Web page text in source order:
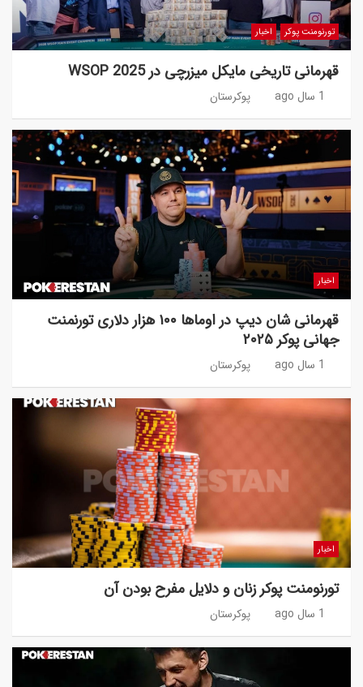
تورنومنت پوکر اخبار
قهرمانی تاریخی مایکل میزرچی در WSOP 2025
1 سال ago پوکرستان
اخبار
قهرمانی شان دیپ در اوماها ۱۰۰ هزار دلاری تورنمنت
جهانی پوکر ۲۰۲۵
1 سال ago پوکرستان
اخبار
تورنومنت پوکر زنان و دلایل مفرح بودن آن
1 سال ago پوکرستان